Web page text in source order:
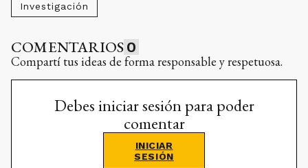
Investigación
COMENTARIOS 0
Compartí tus ideas de forma responsable y respetuosa.
Debes iniciar sesión para poder
comentar
INICIAR
SESIÓN